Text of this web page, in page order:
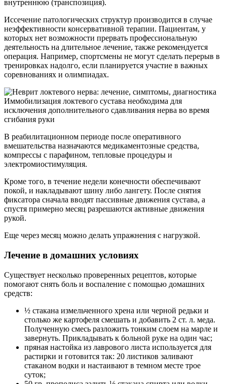
внутреннюю (транспозиция).
Иссечение патологических структур производится в случае
неэффективности консервативной терапии. Пациентам, у
которых нет возможности прервать профессиональную
деятельность на длительное лечение, также рекомендуется
операция. Например, спортсмены не могут сделать перерыв в
тренировках надолго, если планируется участие в важных
соревнованиях и олимпиадах.
Иммобилизация локтевого сустава необходима для
исключения дополнительного сдавливания нерва во время
сгибания руки
В реабилитационном периоде после оперативного
вмешательства назначаются медикаментозные средства,
компрессы с парафином, тепловые процедуры и
электромиостимуляция.
Кроме того, в течение недели конечности обеспечивают
покой, и накладывают шину либо лангету. После снятия
фиксатора сначала вводят пассивные движения сустава, а
спустя примерно месяц разрешаются активные движения
рукой.
Еще через месяц можно делать упражнения с нагрузкой.
Лечение в домашних условиях
Существует несколько проверенных рецептов, которые
помогают снять боль и воспаление с помощью домашних
средств:
½ стакана измельченного хрена или черной редьки и
столько же картофеля смешать и добавить 2 ст. л. меда.
Полученную смесь разложить тонким слоем на марле и
завернуть. Прикладывать к больной руке на один час;
пряная настойка из лаврового листа используется для
растирки и готовится так: 20 листиков заливают
стаканом водки и настаивают в темном месте трое
суток;